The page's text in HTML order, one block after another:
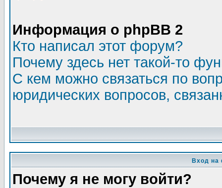
Информация о phpBB 2
Кто написал этот форум?
Почему здесь нет такой-то
С кем можно связаться по
юридических вопросов,
Вход на
Почему я не могу войти?